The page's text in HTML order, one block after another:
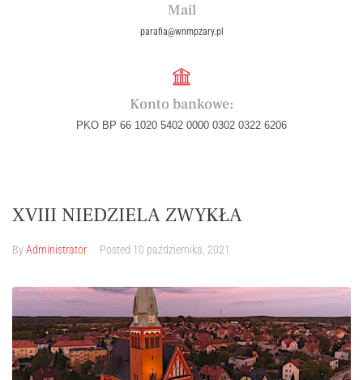
Mail
parafia@wnmpzary.pl
Konto bankowe:
PKO BP 66 1020 5402 0000 0302 0322 6206
XVIII NIEDZIELA ZWYKŁA
ByAdministrator Posted 10 października, 2021